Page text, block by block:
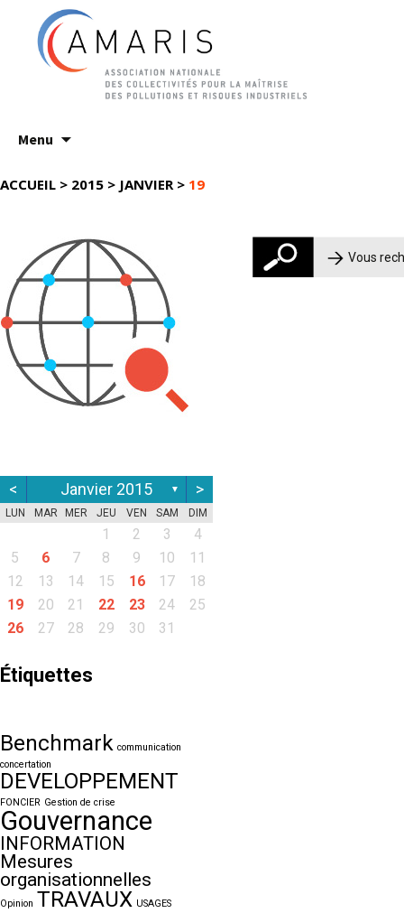
Menu
au
ACCUEIL > 2015 > JANVIER> 19
Rechercher :
< Janvier 2015 ▼ >
LUN MAR MER JEU VEN SAM DIM
1 2 3
4
5
6 7 8 9 10
11
12
13 14 15 16 17
18
19
20 21 22 23 24
25
26
27 28 29 30 31
Étiquettes
Benchmark communication
concertation
DEVELOPPEMENT
FONCIER Gestion de crise
Gouvernance
INFORMATION
Mesures
organisationnelles
Opinion TRAVAUX USAGES